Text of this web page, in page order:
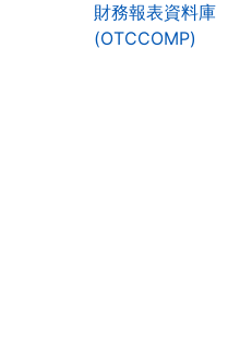
財務報表資料庫
(OTCCOMP)